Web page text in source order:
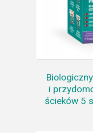
i
ścieków 5